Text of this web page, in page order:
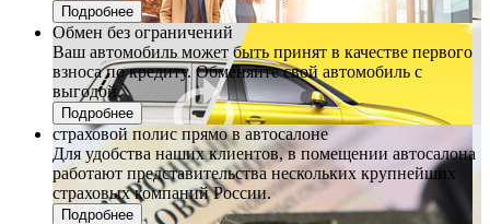
Подробнее
Обмен без ограничений
Ваш автомобиль может быть принят в качестве первого
взноса по кредиту. Обменяйте свой автомобиль с
выгодой.
Подробнее
страховой полис прямо в автосалоне
Для удобства наших клиентов, в помещении автосалона
работают представительства нескольких крупнейших
страховых компаний России.
Подробнее